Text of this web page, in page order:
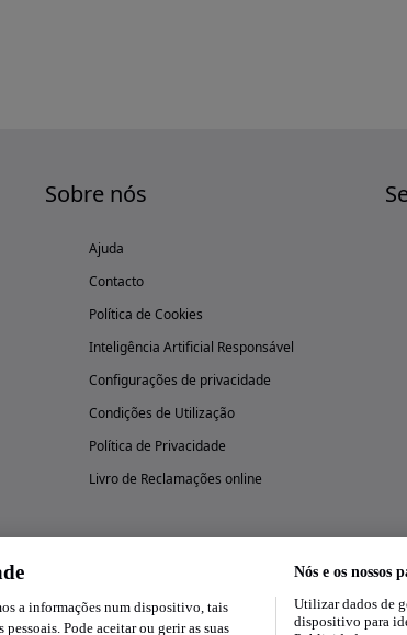
Sobre nós
Ajuda
Contacto
Política de Cookies
Inteligência Artificial Responsável
Configurações de privacidade
Condições de Utilização
Política de Privacidade
Livro de Reclamações online
Experimenta a
a informações num dispositivo, tais
Pode aceitar ou gerir as suas
Nós e os nossos
Utilizar dados de
dispositivo para